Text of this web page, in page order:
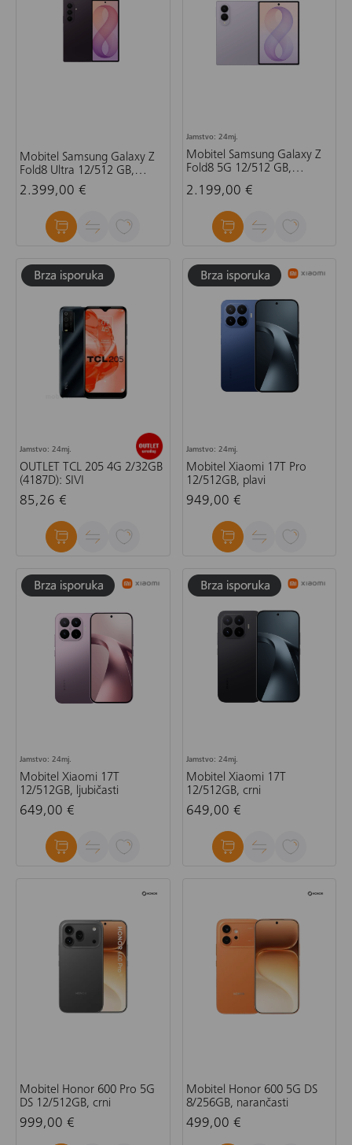
Mobitel Samsung Galaxy Z
Fold8 Ultra 12/512 GB,
ljubičasta sjena
2.399,00 €
Jamstvo: 24mj.
Mobitel Samsung Galaxy Z
Fold8 5G 12/512 GB,
2.199,00 €
Jamstvo: 24mj.
OUTLET TCL 205 4G 2/32GB
(4187D): SIVI
85,26 €
Jamstvo: 24mj.
Mobitel Xiaomi 17T Pro
12/512GB, plavi
949,00 €
Jamstvo: 24mj.
Mobitel Xiaomi 17T
12/512GB, ljubičasti
649,00 €
Jamstvo: 24mj.
Mobitel Xiaomi 17T
12/512GB, crni
649,00 €
Mobitel Honor 600 Pro 5G
DS 12/512GB, crni
999,00 €
Mobitel Honor 600 5G DS
8/256GB, narančasti
499,00 €